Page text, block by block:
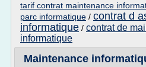
tarif contrat maintenance
parc informatique / contrat d
informatique / contrat de
informatique
Maintenance